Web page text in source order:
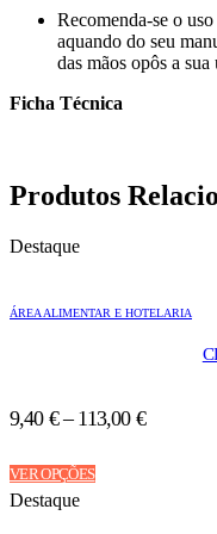
Recomenda-se o
aquando do seu
das mãos opôs a
Ficha Técnica
Produtos
Destaque
ÁREA ALIMENTAR E HOTELARIA
9,40 €–113,00 €
VER OPÇÕESThis
product
Destaque